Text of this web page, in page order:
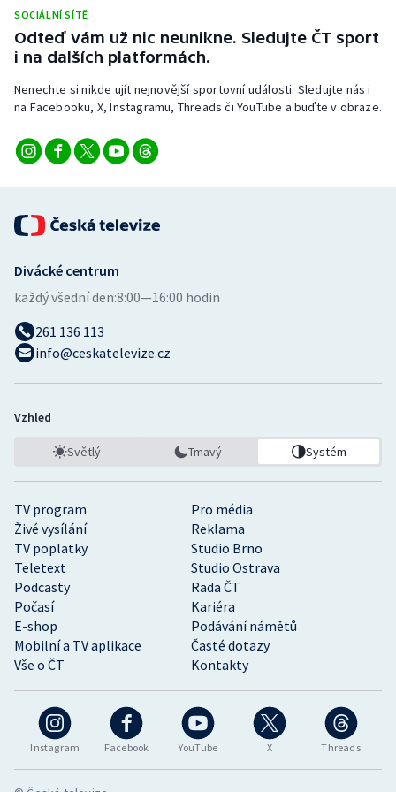
SOCIÁLNÍ SÍTĚ
Odteď vám už nic neunikne. Sledujte ČT sport
i na dalších platformách.
Nenechte si nikde ujít nejnovější sportovní události. Sledujte nás i
na Facebooku, X, Instagramu, Threads či YouTube a buďte v obraze.
Instagram Facebook YouTube X Threads
TV program
Pro média
Živé vysílání
Reklama
TV poplatky
Studio Brno
Teletext
Studio Ostrava
Podcasty
Rada ČT
Počasí
Kariéra
E-shop
Podávání námětů
Mobilní a TV aplikace
Časté dotazy
Vše o ČT
Kontakty
Divácké centrum
každý všední den:8:00—16:00 hodin
261 136 113
info@ceskatelevize.cz
Vzhled
Světlý Tmavý Systém